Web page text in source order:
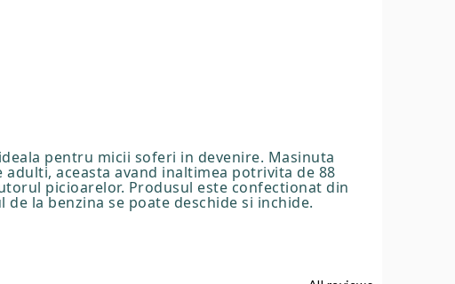
pentru micii soferi in devenire. Masinuta
aceasta avand inaltimea potrivita de 88
picioarelor. Produsul este confectionat din
la benzina se poate deschide si inchide.